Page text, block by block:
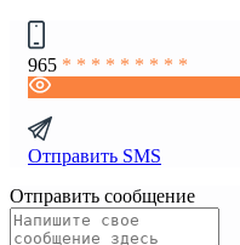
965 * * * * * * * * *
Отправить SMS
Отправить сообщение